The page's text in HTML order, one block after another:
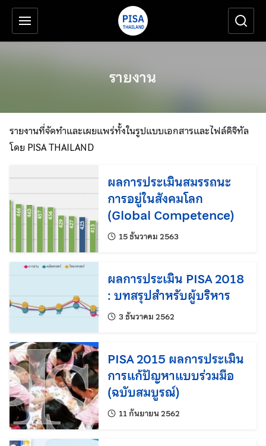
ข้ามไปยังเนื้อหาหลัก
เครื่องมือช่วยเหลือ
รายงาน
รายงานที่จัดทำและเผยแพร่ทั้งในรูปแบบเอกสารและไฟล์ดิจิทัล
โดย PISA THAILAND
ผลการประเมินสมรรถนะ
การอยู่ในสังคมโลก
(Global Competence)
15 ธันวาคม 2563แก้ไขล่าสุดเมื่อ:
ผลการประเมิน PISA 2018
: บทสรุปสำหรับผู้บริหาร
3 ธันวาคม 2562แก้ไขล่าสุดเมื่อ:
PISA 2015 ผลการประเมิน
การแก้ปัญหาแบบร่วมมือ
(ฉบับสมบูรณ์)
11 กันยายน 2562แก้ไขล่าสุดเมื่อ: